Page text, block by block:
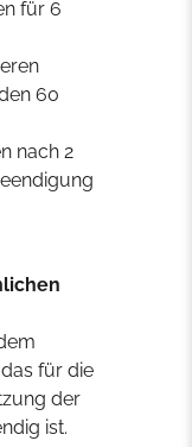
für 6
60
nach 2
für die
der
ist.